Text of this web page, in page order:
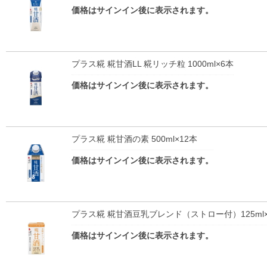
価格はサインイン後に表示されます。
プラス糀 糀甘酒LL 糀リッチ粒 1000ml×6本
価格はサインイン後に表示されます。
プラス糀 糀甘酒の素 500ml×12本
価格はサインイン後に表示されます。
プラス糀 糀甘酒豆乳ブレンド（ストロー付）
価格はサインイン後に表示されます。